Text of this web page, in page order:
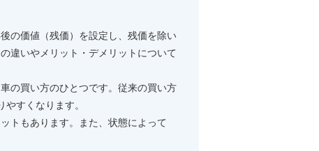
の価値（残価）を設定し、残価を除い
違いやメリット・デメリットについて
の買い方のひとつです。従来の買い方
すくなります。
トもあります。また、状態によって